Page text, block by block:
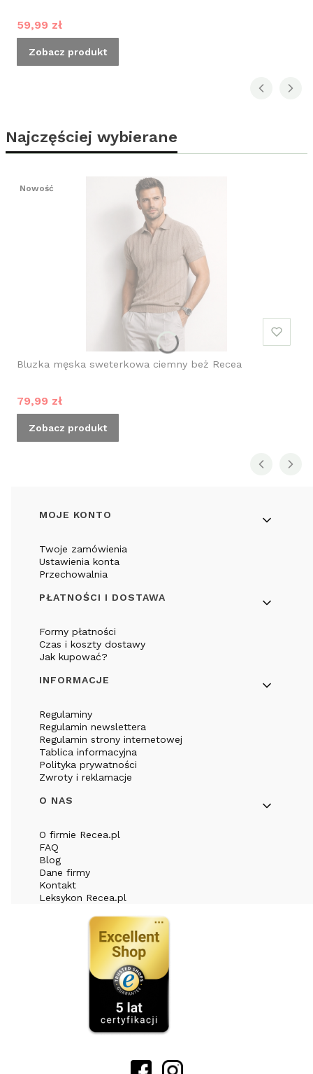
Cena promocyjna
59,99 zł
Zobacz produkt
Najczęściej wybierane
Nowość
Bluzka męska sweterkowa ciemny beż Recea
Cena promocyjna
79,99 zł
Zobacz produkt
Linki w stopce
MOJE KONTO
Twoje zamówienia
Ustawienia konta
Przechowalnia
PŁATNOŚCI I DOSTAWA
Formy płatności
Czas i koszty dostawy
Jak kupować?
INFORMACJE
Regulaminy
Regulamin newslettera
Regulamin strony internetowej
Tablica informacyjna
Polityka prywatności
Zwroty i reklamacje
O NAS
O firmie Recea.pl
FAQ
Blog
Dane firmy
Kontakt
Leksykon Recea.pl